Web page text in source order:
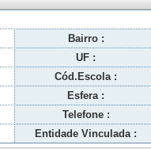
Bairro :
UF :
Cód.Escola :
Esfera :
Telefone :
Entidade Vinculada :